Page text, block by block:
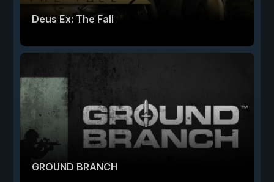
Deus Ex: The Fall
GROUND BRANCH